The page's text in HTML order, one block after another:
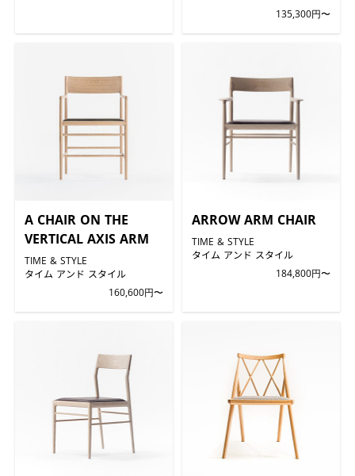
135,300円〜
A CHAIR ON THE
VERTICAL AXIS ARM
TIME & STYLE
タイム アンド スタイル
160,600円〜
ARROW ARM CHAIR
TIME & STYLE
タイム アンド スタイル
184,800円〜